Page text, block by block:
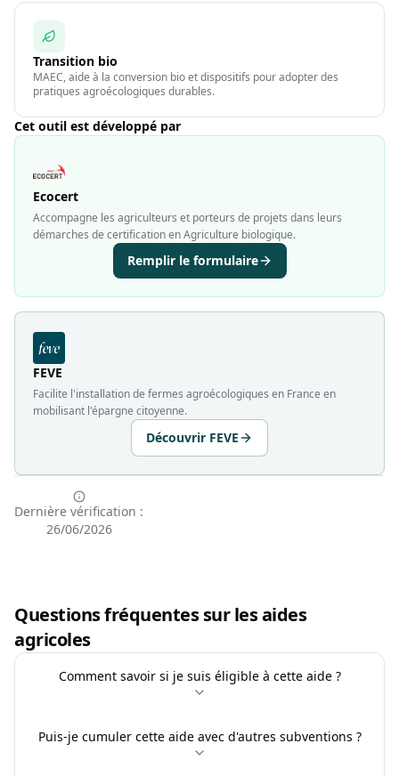
Transition bio
MAEC, aide à la conversion bio et dispositifs pour adopter des
pratiques agroécologiques durables.
Cet outil est développé par
Ecocert
Accompagne les agriculteurs et porteurs de projets dans leurs
démarches de certification en Agriculture biologique.
Remplir le formulaire
FEVE
Facilite l'installation de fermes agroécologiques en France en
mobilisant l'épargne citoyenne.
Découvrir FEVE
Dernière vérification :
26/06/2026
Questions fréquentes sur les aides
agricoles
Comment savoir si je suis éligible à cette aide ?
Puis-je cumuler cette aide avec d'autres subventions ?